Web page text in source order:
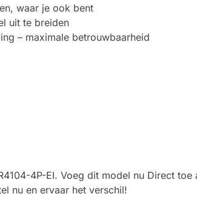
waar je ook bent
uit te breiden
– maximale betrouwbaarheid
4P-EI. Voeg dit model nu Direct
nu en ervaar het verschil!